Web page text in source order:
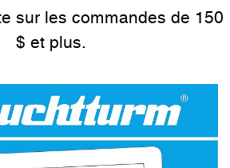
sur les commandes de 150
$ et plus.